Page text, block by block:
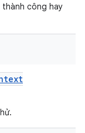
công hay